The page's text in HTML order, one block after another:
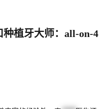
种植牙大师：all-on-4